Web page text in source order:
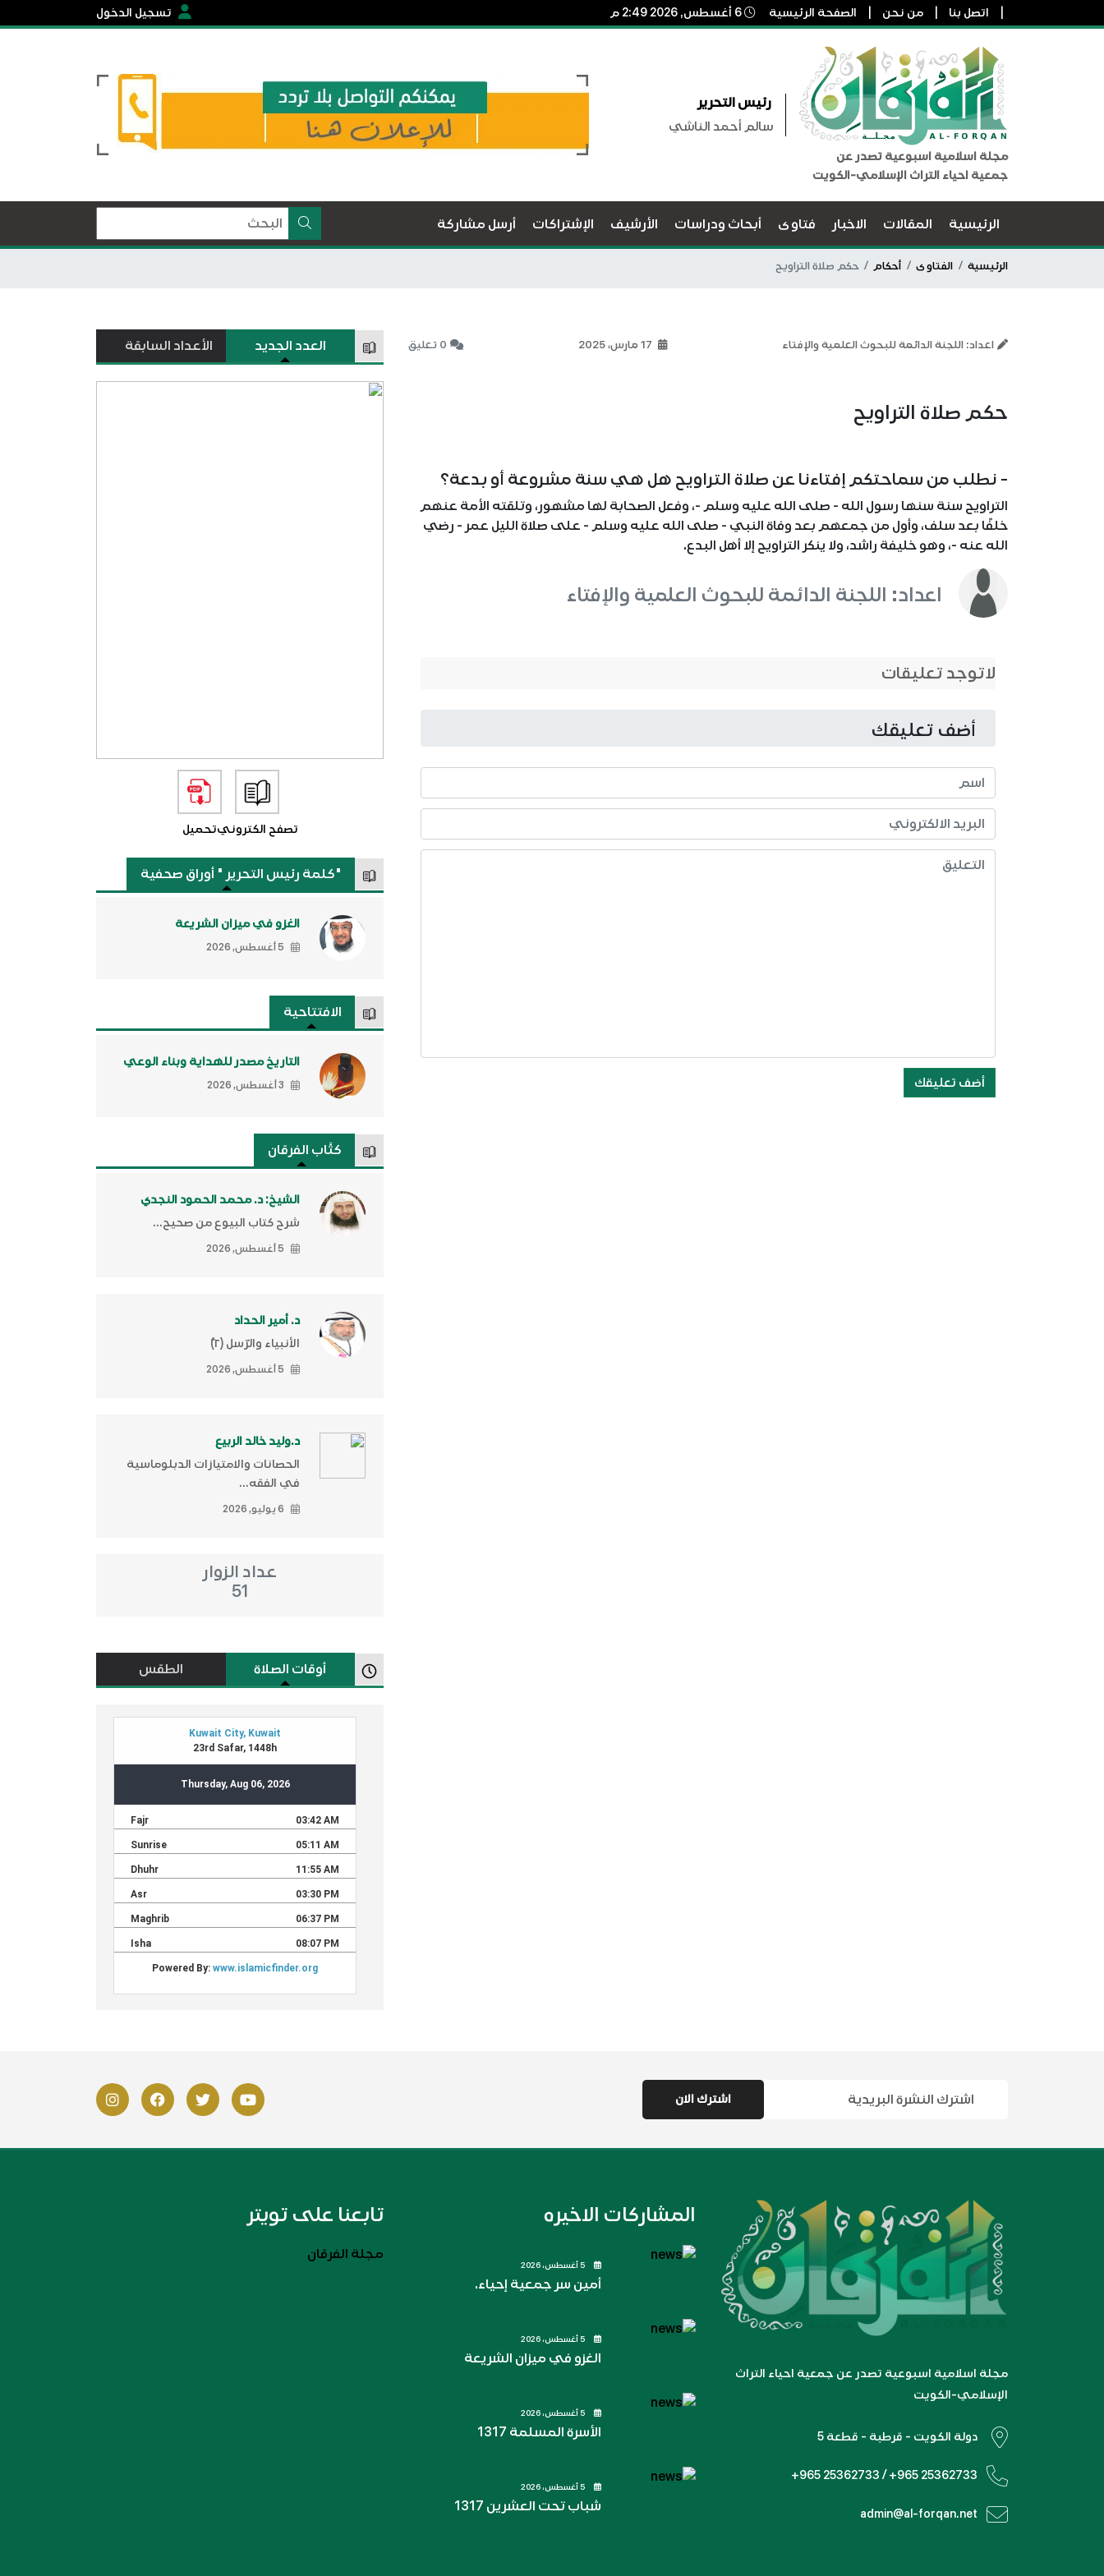
اتصل بنا من نحن الصفحة الرئيسية تسجيل الدخول
مجلة اسلامية اسبوعية تصدر عن
جمعية احياء التراث الإسلامي-الكويت
رئيس التحرير
سالم أحمد الناشي
الرئيسية المقالات الاخبار فتاوى أبحاث ودراسات الأرشيف الإشتراكات أرسل مشاركة
الرئيسية الفتاوى أحكام حكم صلاة التراويح
اعداد: اللجنة الدائمة للبحوث العلمية والإفتاء 0 تعليق
حكم صلاة التراويح
- نطلب من سماحتكم إفتاءنا عن صلاة التراويح هل هي سنة مشروعة أو بدعة؟
التراويح سنة سنها رسول الله - صلى الله عليه وسلم -، وفعل الصحابة لها مشهور، وتلقته الأمة عنهم
خلفًا بعد سلف، وأول من جمعهم بعد وفاة النبي - صلى الله عليه وسلم - على صلاة الليل عمر - رضي
الله عنه -، وهو خليفة راشد، ولا ينكر التراويح إلا أهل البدع.
اعداد: اللجنة الدائمة للبحوث العلمية والإفتاء
لاتوجد تعليقات
أضف تعليقك
أضف تعليقك
العدد الجديد الأعداد السابقة
تصفح الكترونيتحميل
"كلمة رئيس التحرير " أوراق صحفية
الغزو في ميزان الشريعة
5 أغسطس, 2026
الافتتاحية
التاريخ مصدر للهداية وبناء الوعي
3 أغسطس, 2026
كتَّاب الفرقان
الشيخ: د. محمد الحمود النجدي
شرح كتاب البيوع من صحيح...
5 أغسطس, 2026
د. أمير الحداد
الأنبياء والرّسل (٢)ّ
5 أغسطس, 2026
د.وليد خالد الربيع
الحصانات والامتيازات الدبلوماسية
في الفقه...
6 يوليو, 2026
عداد الزوار
51
أوقات الصلاة الطقس
مجلة اسلامية اسبوعية تصدر عن جمعية احياء التراث
الإسلامي-الكويت
دولة الكويت - قرطبة - قطعة 5
+965 25362733 / +965 25362733
admin@al-forqan.net
المشاركات الاخيره
أمين سر جمعية إحياء.
الغزو في ميزان الشريعة
الأسرة المسلمة 1317
شباب تحت العشرين 1317
تابعنا على تويتر
مجلة الفرقان